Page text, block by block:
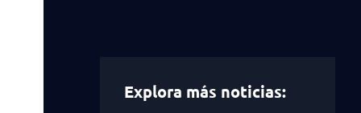
Explora más noticias: